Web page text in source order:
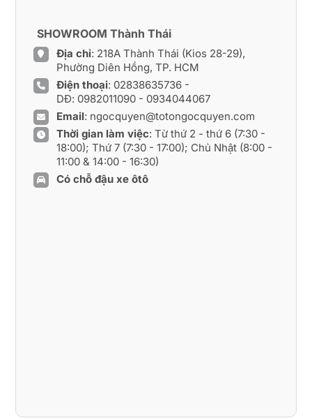
SHOWROOM Thành Thái
Địa chỉ: 218A Thành Thái (Kios 28-29),
Phường Diên Hồng, TP. HCM
Điện thoại: 02838635736 -
DĐ: 0982011090- 0934044067
Email: ngocquyen@totongocquyen.com
Thời gian làm việc: Từ thứ 2 - thứ 6 (7:30 -
18:00); Thứ 7 (7:30 - 17:00); Chủ Nhật (8:00 -
11:00 & 14:00 - 16:30)
Có chỗ đậu xe ôtô